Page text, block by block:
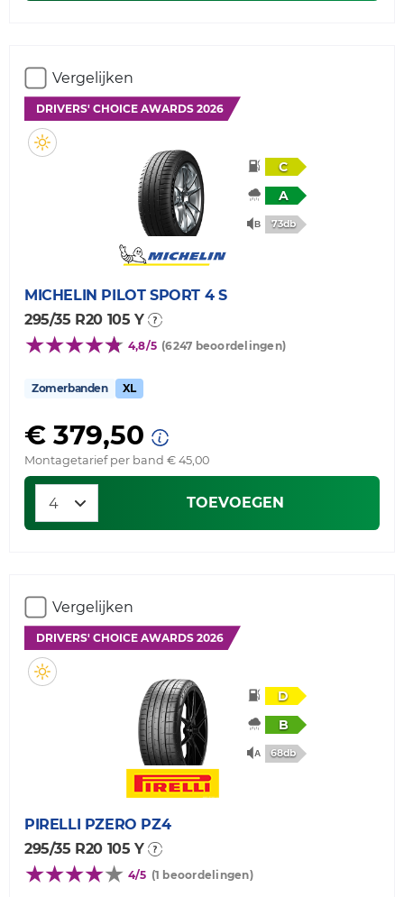
Vergelijken
DRIVERS' CHOICE AWARDS 2026
C
A
73db
MICHELIN PILOT SPORT 4 S
295/35 R20 105 Y
4,8/5 (6247 beoordelingen)
Zomerbanden XL
€ 379,50
Montagetarief per band € 45,00
TOEVOEGEN
Vergelijken
DRIVERS' CHOICE AWARDS 2026
D
B
68db
PIRELLI PZERO PZ4
295/35 R20 105 Y
4/5 (1 beoordelingen)